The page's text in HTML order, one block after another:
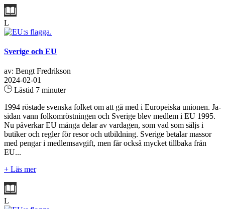
L
Sverige och EU
av: Bengt Fredrikson
2024-02-01
Lästid 7 minuter
1994 röstade svenska folket om att gå med i Europeiska unionen. Ja-
sidan vann folkomröstningen och Sverige blev medlem i EU 1995.
Nu påverkar EU många delar av vardagen, som vad som säljs i
butiker och regler för resor och utbildning. Sverige betalar massor
med pengar i medlemsavgift, men får också mycket tillbaka från
EU...
+ Läs mer
L